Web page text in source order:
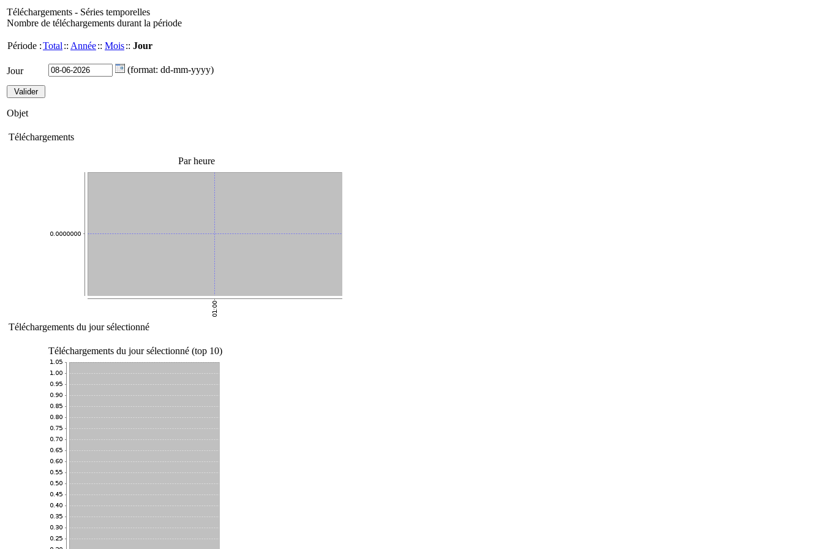
Téléchargements - Séries temporelles
Nombre de téléchargements durant la période
Période :Total :: Année:: Mois:: Jour
Jour (format: dd-mm-yyyy)
Objet
Téléchargements
Par heure
Téléchargements du jour sélectionné
Téléchargements du jour sélectionné (top 10)